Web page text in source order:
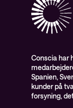
Conscia har
Spanien,
kunder på
forsyning,